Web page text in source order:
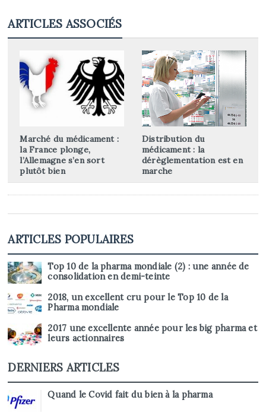
ARTICLES ASSOCIÉS
Marché du médicament :
la France plonge,
l’Allemagne s’en sort
plutôt bien
Distribution du
médicament : la
dérèglementation est en
marche
ARTICLES POPULAIRES
Top 10 de la pharma mondiale (2) : une année de
consolidation en demi-teinte
2018, un excellent cru pour le Top 10 de la
Pharma mondiale
2017 une excellente année pour les big pharma et
leurs actionnaires
DERNIERS ARTICLES
Quand le Covid fait du bien à la pharma